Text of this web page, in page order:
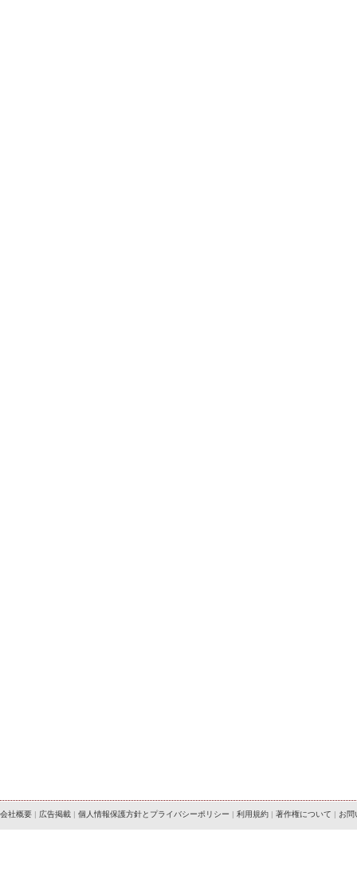
会社概要 | 広告掲載 | 個人情報保護方針とプライバシーポリシー | 利用規約 | 著作権について | お問